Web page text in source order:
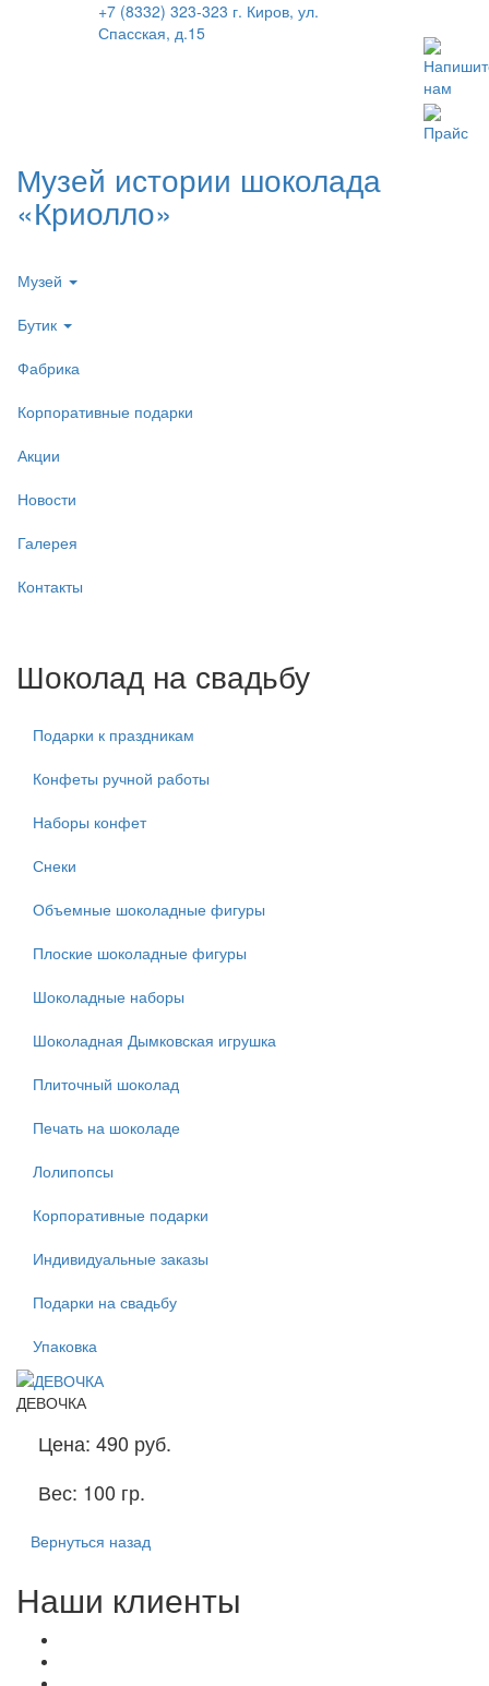
+7 (8332) 323-323 г. Киров, ул.
Спасская, д.15
нам
Прайс
Музей истории шоколада
«Криолло»
Музей
Бутик
Фабрика
Корпоративные подарки
Акции
Новости
Галерея
Контакты
Шоколад на свадьбу
Подарки к праздникам
Конфеты ручной работы
Наборы конфет
Снеки
Объемные шоколадные фигуры
Плоские шоколадные фигуры
Шоколадные наборы
Шоколадная Дымковская игрушка
Плиточный шоколад
Печать на шоколаде
Лолипопсы
Корпоративные подарки
Индивидуальные заказы
Подарки на свадьбу
Упаковка
ДЕВОЧКА
Цена: 490 руб.
Вес: 100 гр.
Вернуться назад
Наши клиенты